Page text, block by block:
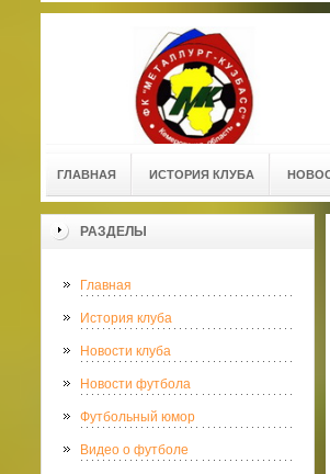
ГЛАВНАЯ ИСТОРИЯ КЛУБА
РАЗДЕЛЫ
Главная
История клуба
Новости клуба
Новости футбола
Футбольный юмор
Видео о футболе